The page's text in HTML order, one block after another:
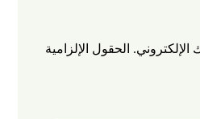
الإلكتروني. الحقول الإلزامية